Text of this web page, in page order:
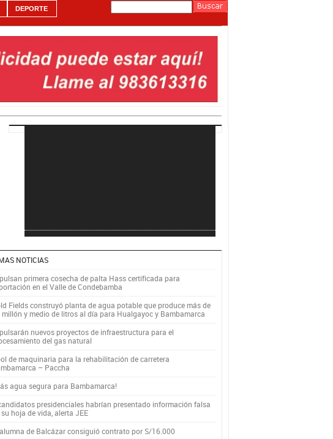
DEPORTE
NOTICIAS
primera cosecha de palta Hass certificada para
en el Valle de Condebamba
Fields construyó planta de agua potable que produce más de
millón y medio de litros al día para Hualgayoc y Bambamarca
nuevos proyectos de infraestructura para el
del gas natural
de maquinaria para la rehabilitación de carretera
– Paccha
agua segura para Bambamarca!
presidenciales habrían presentado información falsa
hoja de vida, alerta JEE
de Balcázar consiguió contrato por S/16.000